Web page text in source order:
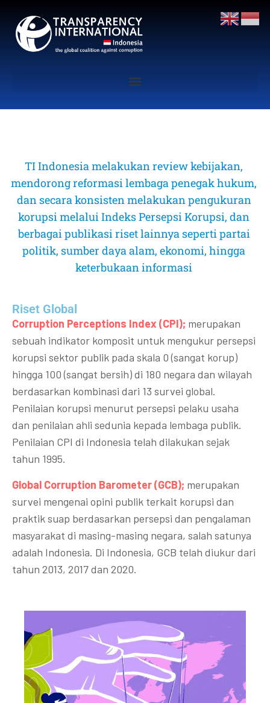
TI Indonesia melakukan review kebijakan,
mendorong reformasi lembaga penegak hukum,
dan secara konsisten melakukan pengukuran
korupsi melalui Indeks Persepsi Korupsi, dan
berbagai publikasi riset lainnya seperti partai
politik, sumber daya alam, ekonomi, hingga
keterbukaan informasi
Riset Global​
Corruption Perceptions Index (CPI); merupakan
sebuah indikator komposit untuk mengukur persepsi
korupsi sektor publik pada skala 0 (sangat korup)
hingga 100 (sangat bersih) di 180 negara dan wilayah
berdasarkan kombinasi dari 13 survei global.
Penilaian korupsi menurut persepsi pelaku usaha
dan penilaian ahli sedunia kepada lembaga publik.
Penilaian CPI di Indonesia telah dilakukan sejak
tahun 1995.
Global Corruption Barometer (GCB); merupakan
survei mengenai opini publik terkait korupsi dan
praktik suap berdasarkan persepsi dan pengalaman
masyarakat di masing-masing negara, salah satunya
adalah Indonesia. Di Indonesia, GCB telah diukur dari
tahun 2013, 2017 dan 2020.